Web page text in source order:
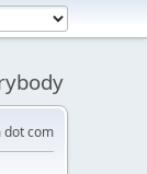
dot com